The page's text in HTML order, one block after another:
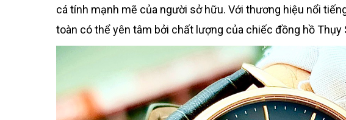
cá tính mạnh mẽ của người sở hữu. Với thương hiệu nổi
toàn có thể yên tâm bởi chất lượng của chiếc đồng hồ Thụy